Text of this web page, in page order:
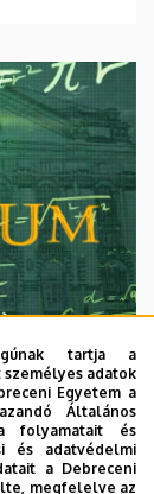
tartja a
adatok
Egyetem a
Általános
folyamatait és
és adatvédelmi
a Debreceni
megfelelve az